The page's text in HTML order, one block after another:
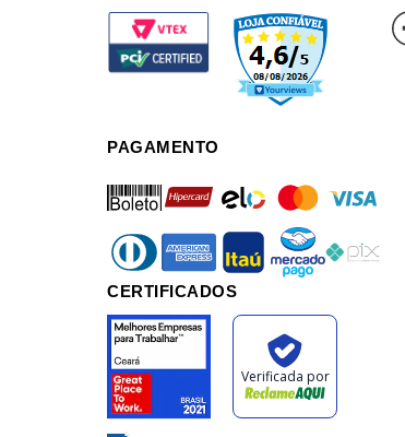
PAGAMENTO
boleto mastercard
diners american itau mercadopago
CERTIFICADOS